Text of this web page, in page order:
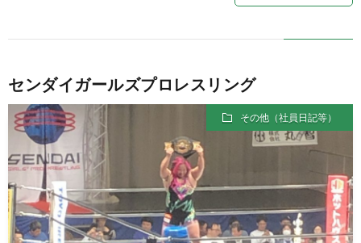
センダイガールズプロレスリング
その他（社員日記等）